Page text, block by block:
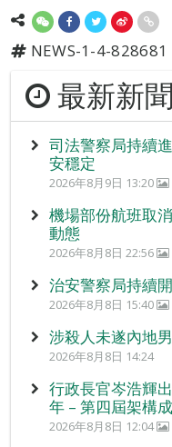
NEWS-1-4-828681
最新新聞
司法警察局持續
安穩定
2026年8月9日 13:20
機場部份航班取
動態
2026年8月8日 22:56
治安警察局持續
2026年8月8日 15:40
涉殺人未遂內地
2026年8月8日 14:24
行政長官岑浩輝
年 – 第四屆架構
2026年8月8日 12:04